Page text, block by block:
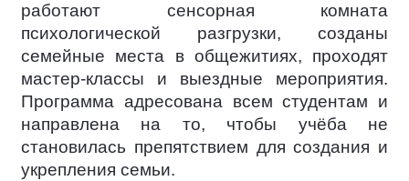
работают сенсорная комната
психологической разгрузки, созданы
семейные места в общежитиях, проходят
мастер-классы и выездные мероприятия.
Программа адресована всем студентам и
направлена на то, чтобы учёба не
становилась препятствием для создания и
укрепления семьи.